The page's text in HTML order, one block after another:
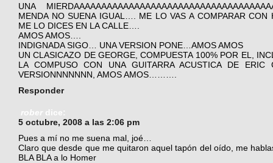
UNA
MENDA NO SUENA IGUAL…. ME LO VAS A COMPARAR CON
ME LO DICES EN LA CALLE….
AMOS AMOS….
INDIGNADA SIGO… UNA VERSION PONE…AMOS AMOS
UN CLASICAZO DE GEORGE, COMPUESTA 100% POR EL,
LA COMPUSO CON UNA GUITARRA ACUSTICA DE
VERSIONNNNNNN, AMOS AMOS……….
Responder
rober dice:
5 octubre, 2008 a las 2:06 pm
Pues a mí no me suena mal, joé…
Claro que desde que me quitaron aquel tapón del oído, me
BLA BLA a lo Homer